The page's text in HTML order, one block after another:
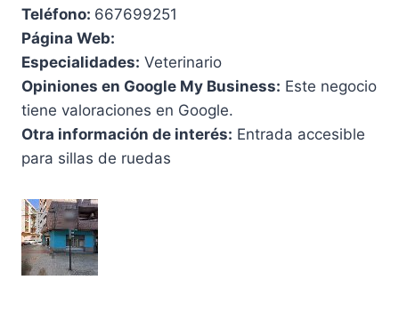
Teléfono: 667699251
Página Web:
Especialidades: Veterinario
Opiniones en Google My Business: Este negocio
tiene valoraciones en Google.
Otra información de interés: Entrada accesible
para sillas de ruedas